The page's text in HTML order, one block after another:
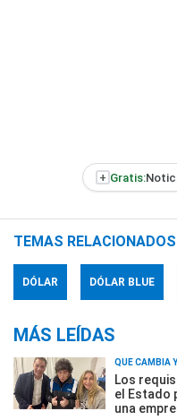
+ Gratis:
TEMAS RELACIONADOS
DÓLAR DÓLAR BLUE
MÁS LEÍDAS
QUÉ CAMBIA
Los
el Estado
una